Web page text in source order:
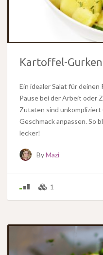
Kartoffel-
Ein idealer Salat für deinen
Pause bei der Arbeit oder
Zutaten sind unkompliziert
Geschmack anpassen. So
lecker!
ByMazi
1